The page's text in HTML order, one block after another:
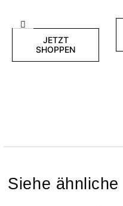
Zurück
JETZT
SHOPPEN
Siehe